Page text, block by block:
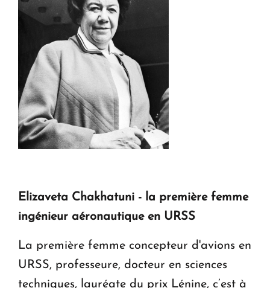
Elizaveta Chakhatuni - la première femme
ingénieur aéronautique en URSS
La première femme concepteur d'avions en
URSS, professeure, docteur en sciences
techniques, lauréate du prix Lénine, c’est à